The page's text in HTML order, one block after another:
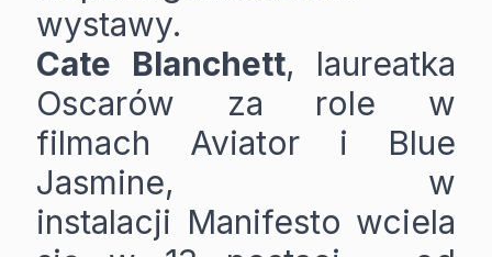
wystawy.
Cate
Blanchett, laureatka
Oscarów za role w
filmach Aviator i Blue
Jasmine, w
instalacji Manifesto wciela